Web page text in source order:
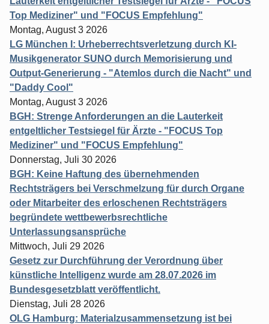
Top Mediziner" und "FOCUS Empfehlung"
Montag, August 3 2026
LG München I: Urheberrechtsverletzung durch KI-
Musikgenerator SUNO durch Memorisierung und
Output-Generierung - "Atemlos durch die Nacht" und
"Daddy Cool"
Montag, August 3 2026
BGH: Strenge Anforderungen an die Lauterkeit
entgeltlicher Testsiegel für Ärzte - "FOCUS Top
Mediziner" und "FOCUS Empfehlung"
Donnerstag, Juli 30 2026
BGH: Keine Haftung des übernehmenden
Rechtsträgers bei Verschmelzung für durch Organe
oder Mitarbeiter des erloschenen Rechtsträgers
begründete wettbewerbsrechtliche
Unterlassungsansprüche
Mittwoch, Juli 29 2026
Gesetz zur Durchführung der Verordnung über
künstliche Intelligenz wurde am 28.07.2026 im
Bundesgesetzblatt veröffentlicht.
Dienstag, Juli 28 2026
OLG Hamburg: Materialzusammensetzung ist bei